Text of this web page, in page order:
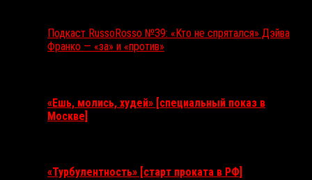
Подкаст RussoRosso №39: «Кто не спрятался» Дэйва
Франко — «за» и «против»
«Ешь, молись, худей» [специальный показ в
Москве]
«Турбулентность» [старт проката в РФ]